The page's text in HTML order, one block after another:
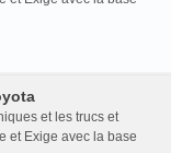
et les trucs et
et Exige avec la base